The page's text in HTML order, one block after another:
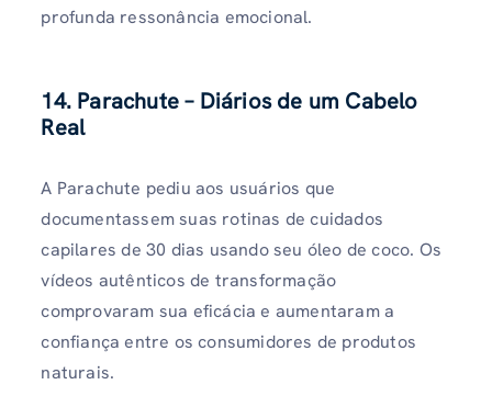
profunda ressonância emocional.
14. Parachute – Diários de um Cabelo
Real
A Parachute pediu aos usuários que
documentassem suas rotinas de cuidados
capilares de 30 dias usando seu óleo de coco. Os
vídeos autênticos de transformação
comprovaram sua eficácia e aumentaram a
confiança entre os consumidores de produtos
naturais.